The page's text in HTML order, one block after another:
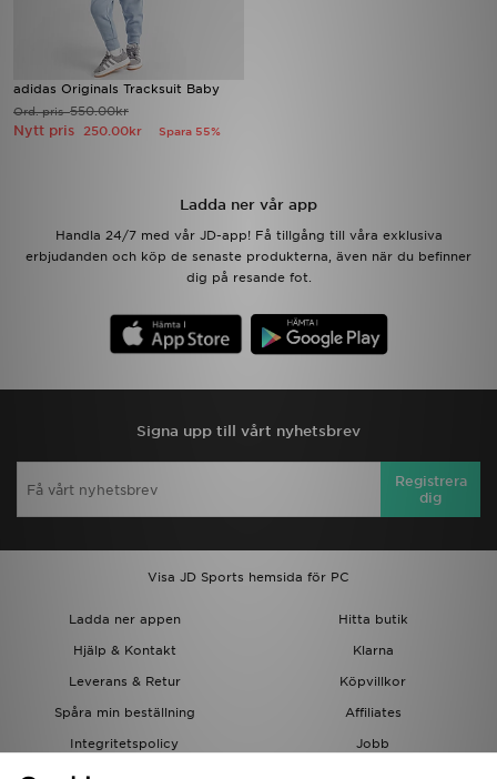
adidas Originals Tracksuit Baby
Ord. pris550.00kr
Nytt pris 250.00kr Spara 55%
Ladda ner vår app
Handla 24/7 med vår JD-app! Få tillgång till våra exklusiva
erbjudanden och köp de senaste produkterna, även när du befinner
dig på resande fot.
Signa upp till vårt nyhetsbrev
Registrera
dig
Visa JD Sports hemsida för PC
Ladda ner appen
Hitta butik
Hjälp & Kontakt
Klarna
Leverans & Retur
Köpvillkor
Spåra min beställning
Affiliates
Integritetspolicy
Jobb
JD-bloggen